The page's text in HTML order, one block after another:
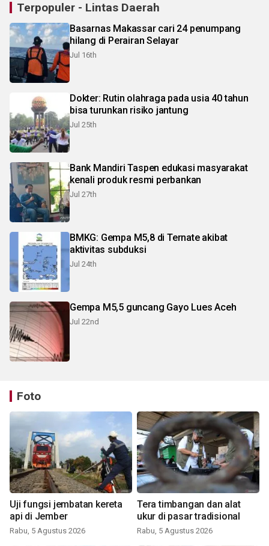
Terpopuler - Lintas Daerah
Basarnas Makassar cari 24 penumpang
hilang di Perairan Selayar
Jul 16th
Dokter: Rutin olahraga pada usia 40 tahun
bisa turunkan risiko jantung
Jul 25th
Bank Mandiri Taspen edukasi masyarakat
kenali produk resmi perbankan
Jul 27th
BMKG: Gempa M5,8 di Ternate akibat
aktivitas subduksi
Jul 24th
Gempa M5,5 guncang Gayo Lues Aceh
Jul 22nd
Foto
Uji fungsi jembatan kereta
api di Jember
Rabu, 5 Agustus 2026
Tera timbangan dan alat
ukur di pasar tradisional
Rabu, 5 Agustus 2026